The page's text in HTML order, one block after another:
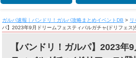
ガルパ速報｜バンドリ！ガルパ攻略まとめイベントDB >
パ】2023年9月ドリームフェスティバルガチャ(ドリフェス
【バンドリ！ガルパ】2023年